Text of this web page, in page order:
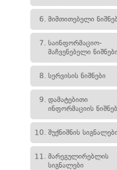
6. მიმთითებელი
7. საინფორმაციო-
მაჩვენებელი
8. სერვისის ნიშნები
9. დამატებითი
ინფორმაციის
10. შუქნიშნის
11. მარეგულირებლის
სიგნალები